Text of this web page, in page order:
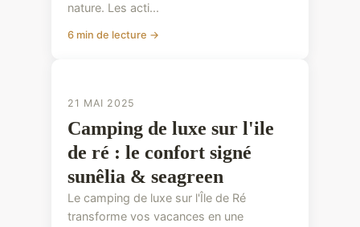
nature. Les acti...
6 min de lecture →
21 MAI 2025
Camping de luxe sur l'ile
de ré : le confort signé
sunêlia & seagreen
Le camping de luxe sur l'Île de Ré
transforme vos vacances en une